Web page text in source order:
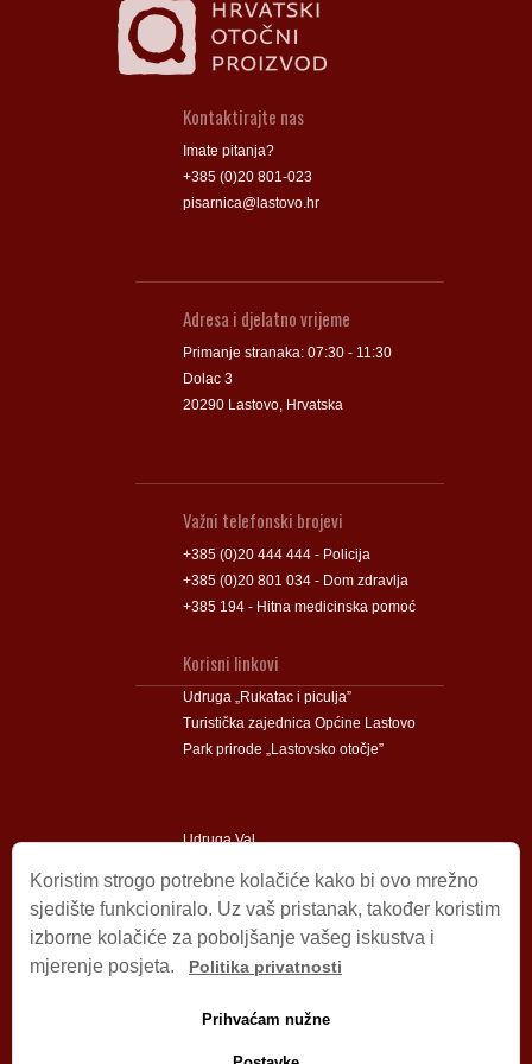
Kontaktirajte nas
Imate pitanja?
+385 (0)20 801-023
pisarnica@lastovo.hr
Adresa i djelatno vrijeme
Primanje stranaka: 07:30 - 11:30
Dolac 3
20290 Lastovo, Hrvatska
Važni telefonski brojevi
+385 (0)20 444 444 - Policija
+385 (0)20 801 034 - Dom zdravlja
+385 194 - Hitna medicinska pomoć
Korisni linkovi
Udruga „Rukatac i piculja”
Turistička zajednica Općine Lastovo
Park prirode „Lastovsko otočje”
Udruga Val
Impressum
© 2009 – 2026 Općina Lastovo.
Izjava o privatnosti
Koristim strogo potrebne kolačiće kako bi ovo mrežno
sjedište funkcioniralo. Uz vaš pristanak, također koristim
izborne kolačiće za poboljšanje vašeg iskustva i
mjerenje posjeta.
Politika privatnosti
Prihvaćam nužne